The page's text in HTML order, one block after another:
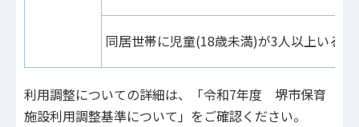
同居世帯に児童(18歳未満)が3人以上いる場
利用調整についての詳細は、「令和7年度 堺市保育
施設利用調整基準について」をご確認ください。